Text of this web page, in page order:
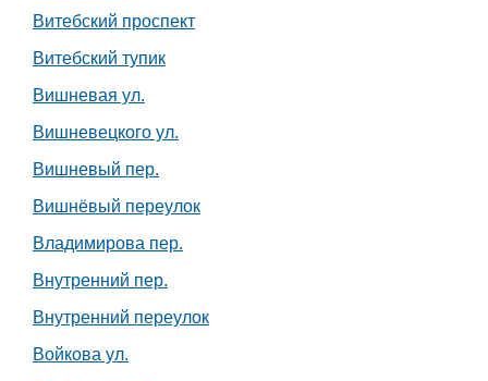
Витебский проспект
Витебский тупик
Вишневая ул.
Вишневецкого ул.
Вишневый пер.
Вишнёвый переулок
Владимирова пер.
Внутренний пер.
Внутренний переулок
Войкова ул.